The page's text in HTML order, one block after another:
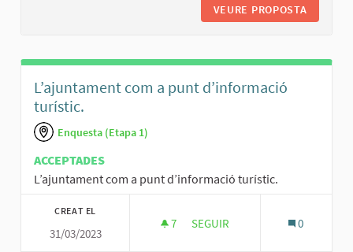
VEURE PROPOSTA
L’ajuntament com a punt d’informació
turístic.
Enquesta (Etapa 1)
ACCEPTADES
L’ajuntament com a punt d’informació turístic.
CREAT EL
31/03/2023
7 7 SEGUIDORES
SEGUIR 0